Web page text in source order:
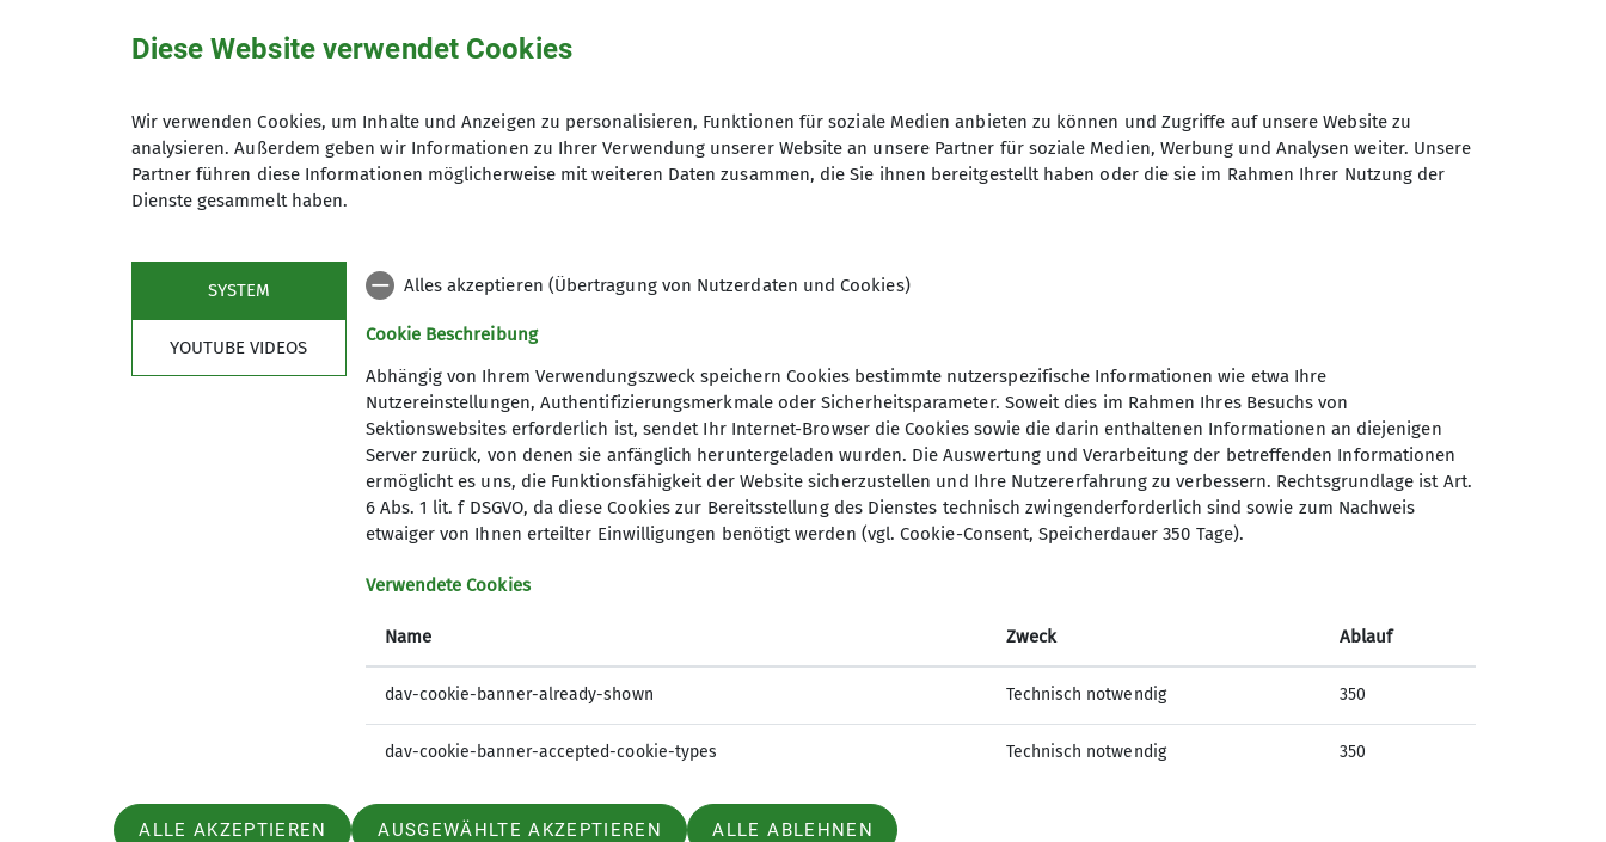
(2.74MB, pdf)
(2.73MB, pdf)
(3.29MB, pdf)
(2.79MB, pdf)
(3.37MB, pdf)
(3.46MB, pdf)
(3.75MB, pdf)
(2.97MB, pdf)
2026-1
(3.71MB, pdf)
2026-2
(3.52MB, pdf)
Sektion Nahegau des
Deutschen Alpenvereins e.V.
Telefon +4915123379397
Diese Website verwendet Cookies
Wir verwenden Cookies, um Inhalte und Anzeigen zu personalisieren, Funktionen für soziale Medien anbieten zu können und Zugriffe auf unsere Website zu
analysieren. Außerdem geben wir Informationen zu Ihrer Verwendung unserer Website an unsere Partner für soziale Medien, Werbung und Analysen weiter. Unsere
Partner führen diese Informationen möglicherweise mit weiteren Daten zusammen, die Sie ihnen bereitgestellt haben oder die sie im Rahmen Ihrer Nutzung der
Dienste gesammelt haben.
SYSTEM
YOUTUBE VIDEOS
Alles akzeptieren (Übertragung von Nutzerdaten und Cookies)
Cookie Beschreibung
Abhängig von Ihrem Verwendungszweck speichern Cookies bestimmte nutzerspezifische Informationen wie etwa Ihre
Nutzereinstellungen, Authentifizierungsmerkmale oder Sicherheitsparameter. Soweit dies im Rahmen Ihres Besuchs von
Sektionswebsites erforderlich ist, sendet Ihr Internet-Browser die Cookies sowie die darin enthaltenen Informationen an diejenigen
Server zurück, von denen sie anfänglich heruntergeladen wurden. Die Auswertung und Verarbeitung der betreffenden Informationen
ermöglicht es uns, die Funktionsfähigkeit der Website sicherzustellen und Ihre Nutzererfahrung zu verbessern. Rechtsgrundlage ist Art.
6 Abs. 1 lit. f DSGVO, da diese Cookies zur Bereitsstellung des Dienstes technisch zwingenderforderlich sind sowie zum Nachweis
etwaiger von Ihnen erteilter Einwilligungen benötigt werden (vgl. Cookie-Consent, Speicherdauer 350 Tage).
Verwendete Cookies
Name Zweck Ablauf
dav-cookie-banner-already-shown Technisch notwendig 350
dav-cookie-banner-accepted-cookie-types Technisch notwendig 350
ALLE AKZEPTIEREN AUSGEWÄHLTE AKZEPTIEREN ALLE ABLEHNEN